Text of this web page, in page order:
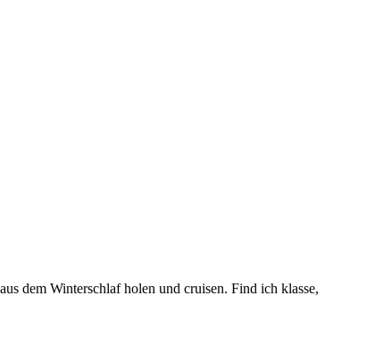
dem Winterschlaf holen und cruisen. Find ich klasse,